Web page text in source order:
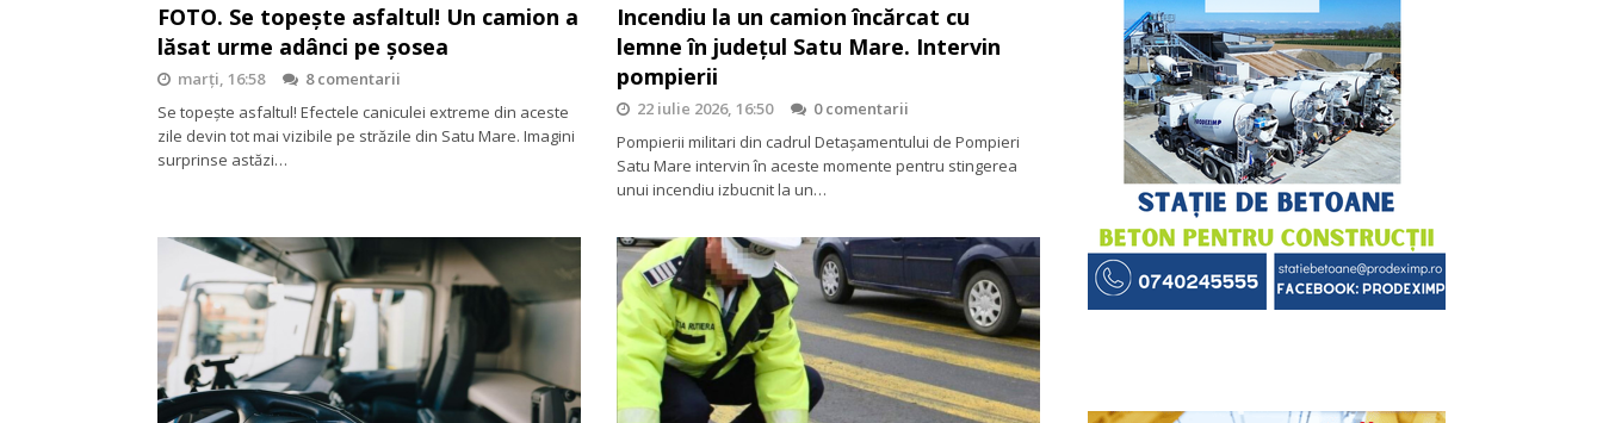
FOTO. Se topește asfaltul! Un camion a
lăsat urme adânci pe șosea
marți, 16:58
8 comentarii
Se topește asfaltul! Efectele caniculei extreme din aceste
zile devin tot mai vizibile pe străzile din Satu Mare. Imagini
surprinse astăzi…
Incendiu la un camion încărcat cu
lemne în județul Satu Mare. Intervin
pompierii
22 iulie 2026, 16:50
0 comentarii
Pompierii militari din cadrul Detașamentului de Pompieri
Satu Mare intervin în aceste momente pentru stingerea
unui incendiu izbucnit la un…